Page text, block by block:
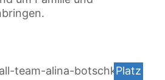
Platz